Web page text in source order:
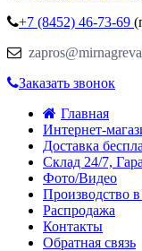
+7 (8452) 46-73-69
Заказать звонок
Главная
Интернет-
Доставка
Склад 24/7,
Фото/Видео
Производство
Распродажа
Контакты
Обратная связь